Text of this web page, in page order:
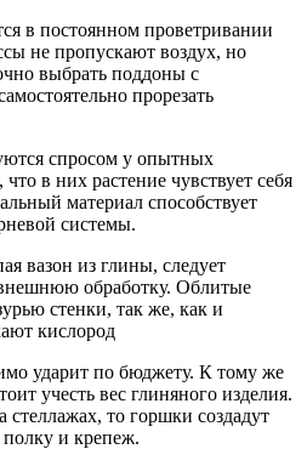
в постоянном проветривании
не пропускают воздух, но
выбрать поддоны с
прорезать
спросом у опытных
в них растение чувствует себя
материал способствует
системы.
вазон из глины, следует
обработку. Облитые
стенки, так же, как и
кислород
ударит по бюджету. К тому же
учесть вес глиняного изделия.
то горшки создадут
и крепеж.